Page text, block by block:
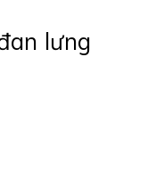
lưng